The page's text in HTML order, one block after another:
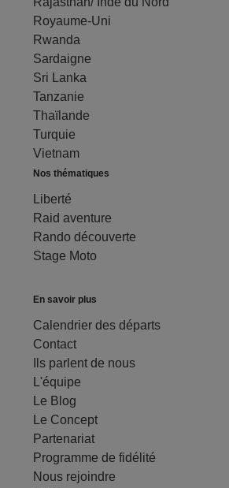
Royaume-Uni
Rwanda
Sardaigne
Sri Lanka
Tanzanie
Thaïlande
Turquie
Vietnam
Nos thématiques
Liberté
Raid aventure
Rando découverte
Stage Moto
En savoir plus
Calendrier des départs
Contact
Ils parlent de nous
L'équipe
Le Blog
Le Concept
Partenariat
Programme de fidélité
Nous rejoindre